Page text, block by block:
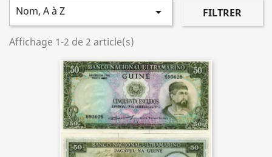
Nom, A à Z  FILTRER
Affichage 1-2 de 2 article(s)